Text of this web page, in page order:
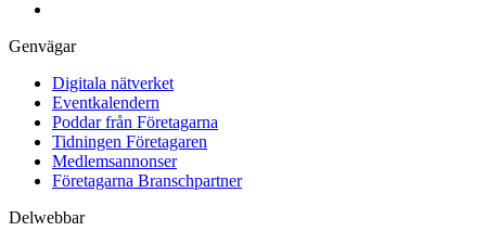
Genvägar
Digitala nätverket
Eventkalendern
Poddar från Företagarna
Tidningen Företagaren
Medlemsannonser
Företagarna Branschpartner
Delwebbar